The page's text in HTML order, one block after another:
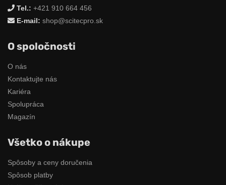
Tel.: +421 910 664 456
E-mail: shop@scitecpro.sk
O spoločnosti
O nás
Kontaktujte nás
Kariéra
Spolupráca
Magazín
Všetko o nákupe
Spôsoby a ceny doručenia
Spôsob platby